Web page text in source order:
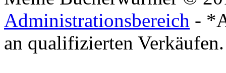
Administrationsbereich -
an qualifizierten Verkäufen.